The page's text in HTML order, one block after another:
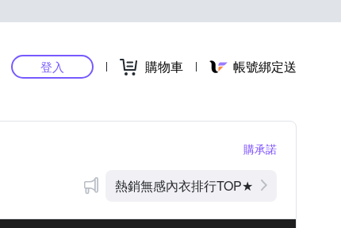
登入 購物車 帳號綁定送
購承諾
熱銷無感內衣排行TOP★